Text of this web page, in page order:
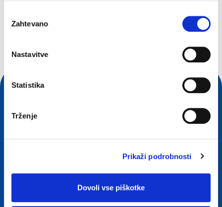
soglasja
Zahtevano
Nastavitve
Statistika
Trženje
Prikaži podrobnosti
Dovoli vse piškotke
Iskalna poizvedba